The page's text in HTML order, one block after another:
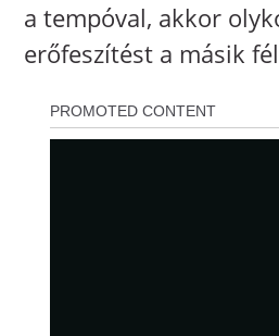
a tempóval, akkor
erőfeszítést a másik